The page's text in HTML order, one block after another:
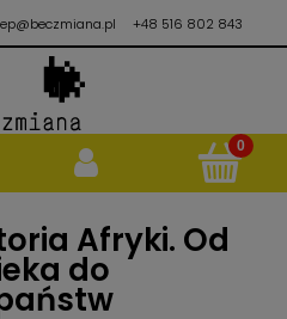
+48 516 802 843
Afryki. Od
do